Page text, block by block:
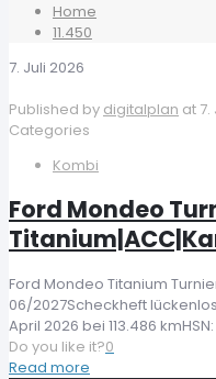
Home
11.450
7. Juli 2026
Published by digitalplan at 7.
Categories
Kombi
Ford Mondeo
Ford Mondeo Titanium
06/2027Scheckheft
April 2026 bei 113.486
Do you like it?0
Read more